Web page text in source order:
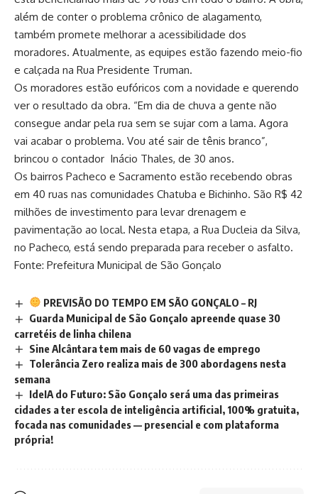
além de conter o problema crônico de alagamento,
também promete melhorar a acessibilidade dos
moradores. Atualmente, as equipes estão fazendo meio-fio
e calçada na Rua Presidente Truman.
Os moradores estão eufóricos com a novidade e querendo
ver o resultado da obra. “Em dia de chuva a gente não
consegue andar pela rua sem se sujar com a lama. Agora
vai acabar o problema. Vou até sair de tênis branco”,
brincou o contador Inácio Thales, de 30 anos.
Os bairros Pacheco e Sacramento estão recebendo obras
em 40 ruas nas comunidades Chatuba e Bichinho. São R$ 42
milhões de investimento para levar drenagem e
pavimentação ao local. Nesta etapa, a Rua Ducleia da Silva,
no Pacheco, está sendo preparada para receber o asfalto.
Fonte: Prefeitura Municipal de São Gonçalo
PREVISÃO DO TEMPO EM SÃO GONÇALO – RJ
Guarda Municipal de São Gonçalo apreende quase 30
carretéis de linha chilena
Sine Alcântara tem mais de 60 vagas de emprego
Tolerância Zero realiza mais de 300 abordagens nesta
semana
IdeIA do Futuro: São Gonçalo será uma das primeiras
cidades a ter escola de inteligência artificial, 100% gratuita,
focada nas comunidades — presencial e com plataforma
própria!